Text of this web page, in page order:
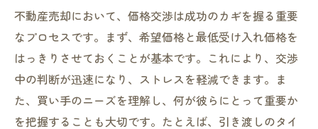
不動産売却において、価格交渉は成功のカギを握る重要
なプロセスです。まず、希望価格と最低受け入れ価格を
はっきりさせておくことが基本です。これにより、交渉
中の判断が迅速になり、ストレスを軽減できます。ま
た、買い手のニーズを理解し、何が彼らにとって重要か
を把握することも大切です。たとえば、引き渡しのタイ